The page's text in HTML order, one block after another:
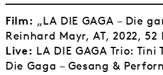
Film: „LA DIE GAGA – Die
Reinhard Mayr, AT, 2022,
Live: LA DIE GAGA Trio:
Die Gaga – Gesang &